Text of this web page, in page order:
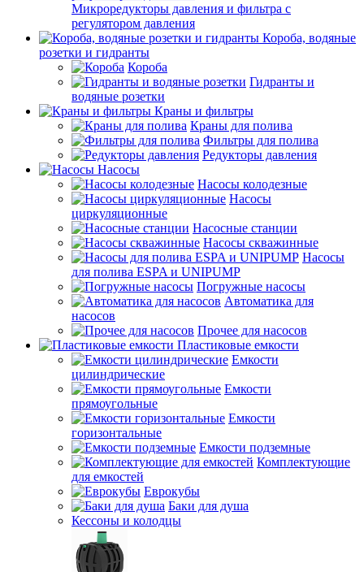
Микроредукторы давления и фильтра с
регулятором давления
Короба, водяные
розетки и гидранты
Короба
Гидранты и
водяные розетки
Краны и фильтры
Краны для полива
Фильтры для полива
Редукторы давления
Насосы
Насосы колодезные
Насосы
циркуляционные
Насосные станции
Насосы скважинные
Насосы
для полива ESPA и UNIPUMP
Погружные насосы
Автоматика для
насосов
Прочее для насосов
Пластиковые емкости
Емкости
цилиндрические
Емкости
прямоугольные
Емкости
горизонтальные
Емкости подземные
Комплектующие
для емкостей
Еврокубы
Баки для душа
Кессоны и колодцы